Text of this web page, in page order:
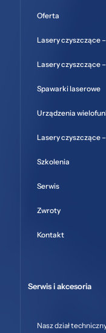
Oferta
Lasery czyszczące
Lasery czyszczące –
Spawarki laserowe
Urządzenia
Lasery czyszczące
Szkolenia
Serwis
Zwroty
Kontakt
Serwis i akcesoria
Nasz dział